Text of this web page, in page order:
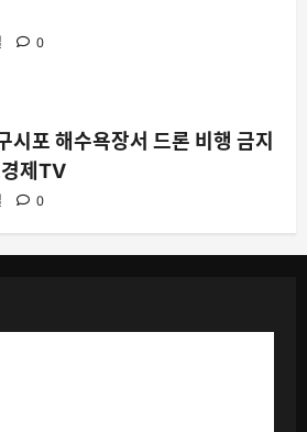
0
시포 해수욕장서 드론 비행 금지
제TV
0